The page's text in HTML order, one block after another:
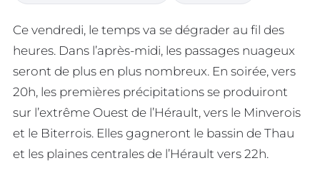
Ce vendredi, le temps va se dégrader au fil des
heures. Dans l’après-midi, les passages nuageux
seront de plus en plus nombreux. En soirée, vers
20h, les premières précipitations se produiront
sur l’extrême Ouest de l’Hérault, vers le Minverois
et le Biterrois. Elles gagneront le bassin de Thau
et les plaines centrales de l’Hérault vers 22h.